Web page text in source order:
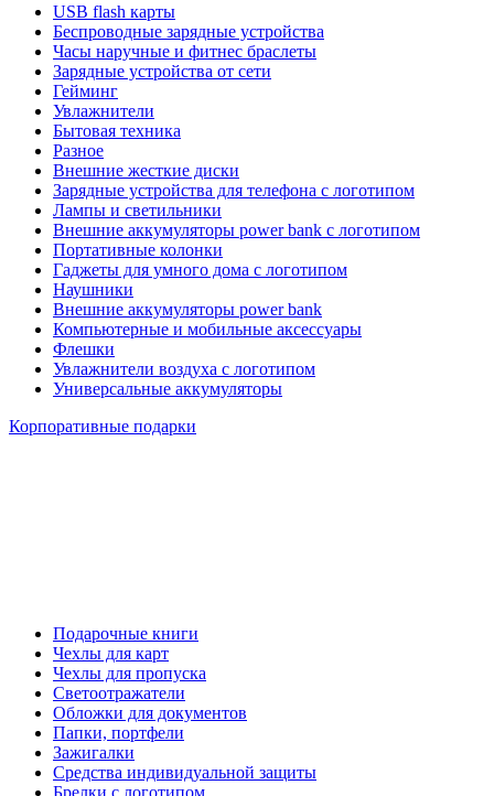
USB flash карты
Беспроводные зарядные устройства
Часы наручные и фитнес браслеты
Зарядные устройства от сети
Гейминг
Увлажнители
Бытовая техника
Разное
Внешние жесткие диски
Зарядные устройства для телефона с логотипом
Лампы и светильники
Внешние аккумуляторы power bank с логотипом
Портативные колонки
Гаджеты для умного дома с логотипом
Наушники
Внешние аккумуляторы power bank
Компьютерные и мобильные аксессуары
Флешки
Увлажнители воздуха с логотипом
Универсальные аккумуляторы
Корпоративные подарки
Подарочные книги
Чехлы для карт
Чехлы для пропуска
Светоотражатели
Обложки для документов
Папки, портфели
Зажигалки
Средства индивидуальной защиты
Брелки с логотипом